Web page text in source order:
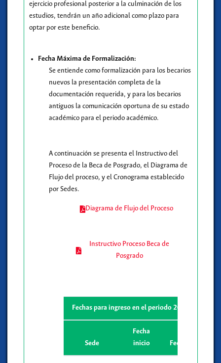
ejercicio profesional posterior a la culminación de los
estudios, tendrán un año adicional como plazo para
optar por este beneficio.
Fecha Máxima de Formalización:
Se entiende como formalización para los becarios
nuevos la presentación completa de la
documentación requerida, y para los becarios
antiguos la comunicación oportuna de su estado
académico para el periodo académico.
A continuación se presenta el Instructivo del
Proceso de la Beca de Posgrado, el Diagrama de
Flujo del proceso, y el Cronograma establecido
por Sedes.
Diagrama de Flujo del Proceso
Instructivo Proceso Beca de
Posgrado
Fechas para ingreso en el periodo 2026-2
Sede
Fecha
inicio
Fecha fin